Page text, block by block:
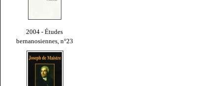
2004 - Études
bernanosiennes, n°23